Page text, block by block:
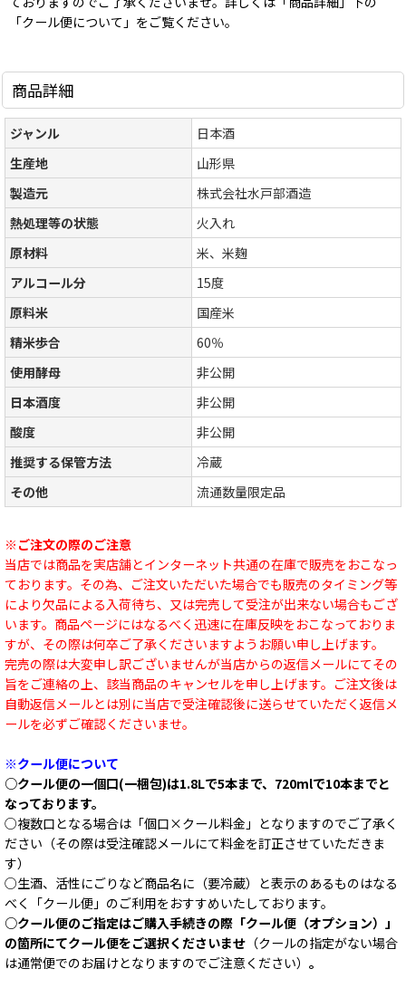
「クール便について」をご覧ください。
商品詳細
ジャンル
日本酒
生産地
山形県
製造元
株式会社水戸部酒造
熱処理等の状態
火入れ
原材料
米、米麹
アルコール分
15度
原料米
国産米
精米歩合
60％
使用酵母
非公開
日本酒度
非公開
酸度
非公開
推奨する保管方法
冷蔵
その他
流通数量限定品
※ご注文の際のご注意
当店では商品を実店舗とインターネット共通の在庫で販売をおこなっ
ております。その為、ご注文いただいた場合でも販売のタイミング等
により欠品による入荷待ち、又は完売して受注が出来ない場合もござ
います。商品ページにはなるべく迅速に在庫反映をおこなっておりま
すが、その際は何卒ご了承くださいますようお願い申し上げます。
完売の際は大変申し訳ございませんが当店からの返信メールにてその
旨をご連絡の上、該当商品のキャンセルを申し上げます。ご注文後は
自動返信メールとは別に当店で受注確認後に送らせていただく返信メ
ールを必ずご確認くださいませ。
※クール便について
○クール便の一個口(一梱包)は1.8Lで5本まで、720mlで10本までと
なっております。
○複数口となる場合は「個口×クール料金」となりますのでご了承く
ださい（その際は受注確認メールにて料金を訂正させていただきま
す）
○生酒、活性にごりなど商品名に（要冷蔵）と表示のあるものはなる
べく「クール便」のご利用をおすすめいたしております。
○クール便のご指定はご購入手続きの際「クール便（オプション）」
の箇所にてクール便をご選択くださいませ （クールの指定がない場合
は通常便でのお届けとなりますのでご注意ください） 。